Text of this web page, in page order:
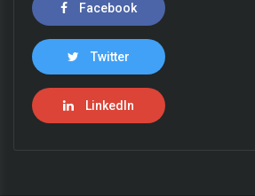
Facebook
Twitter
LinkedIn